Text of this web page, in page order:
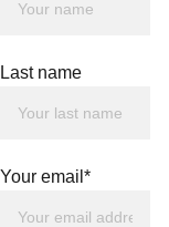
Last name
Your email*